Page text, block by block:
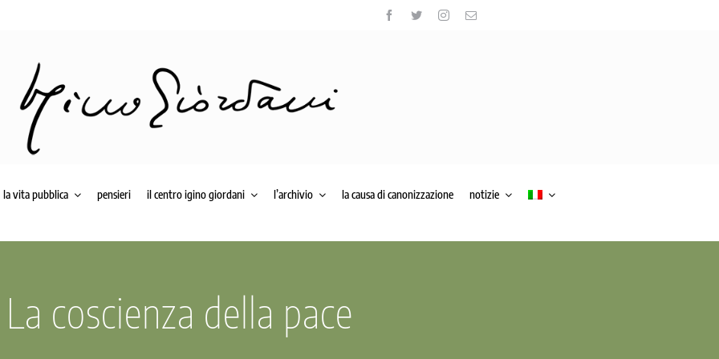
la vita pubblica pensieri il centro igino giordani l’archivio la causa di canonizzazione notizie
La coscienza della pace